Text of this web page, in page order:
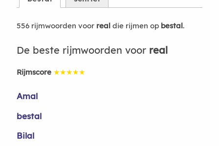
556 rijmwoorden voor realdie rijmen op bestal.
De beste rijmwoorden voor real
Rijmscore ★★★★★
Amal
bestal
Bilal